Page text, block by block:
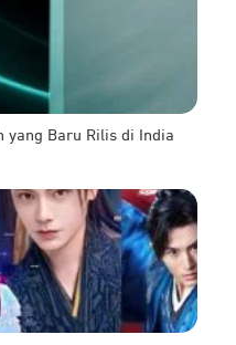
yang Baru Rilis di India